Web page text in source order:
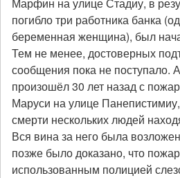
погибло три работника банка
беременная женщина), был
Тем не менее, достоверных
сообщения пока не поступало.
произошёл 30 лет назад с
Маруси на улице
смерти нескольких людей
Вся вина за него была
позже было доказано, что
использованным полицией